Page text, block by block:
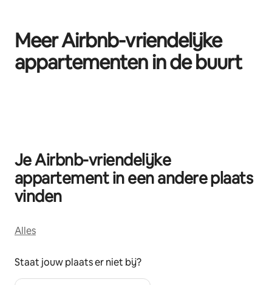
Meer Airbnb-vriendelijke
appartementen in de buurt
Je Airbnb-vriendelijke
appartement in een andere plaats
vinden
Alles
Staat jouw plaats er niet bij?